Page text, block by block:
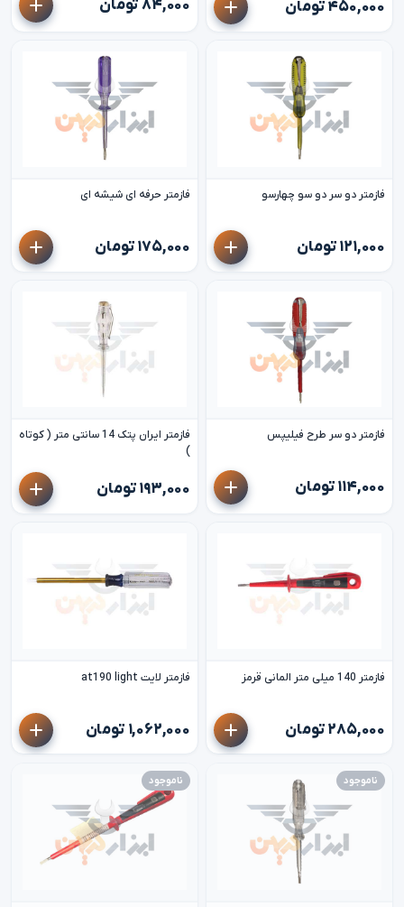
۴۵۰,۰۰۰ تومان ۸۴,۰۰۰ تومان
فازمتر دو سر دو سو چهارسو
۱۲۱,۰۰۰ تومان
فازمتر حرفه ای شیشه ای
۱۷۵,۰۰۰ تومان
فازمتر دو سر طرح فیلیپس
۱۱۴,۰۰۰ تومان
فازمتر ایران پتک 14 سانتی متر ( کوتاه
)
۱۹۳,۰۰۰ تومان
فازمتر 140 میلی متر المانی قرمز
۲۸۵,۰۰۰ تومان
فازمتر لایت at190 light
۱,۰۶۲,۰۰۰ تومان
ناموجود ناموجود